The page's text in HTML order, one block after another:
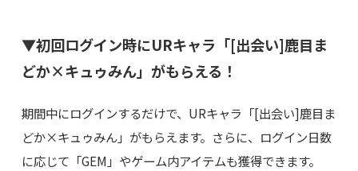
▼初回ログイン時にURキャラ「[出会い]鹿目ま
どか×キュゥみん」がもらえる！
期間中にログインするだけで、URキャラ「[出会い]鹿目ま
どか×キュゥみん」がもらえます。さらに、ログイン日数
に応じて「GEM」やゲーム内アイテムも獲得できます。